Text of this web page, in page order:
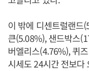
이 밖에 디센트럴랜드
큰(5.08%), 샌드박스
버엘리스(4.76%), 퀴
시세도 24시간 전보다